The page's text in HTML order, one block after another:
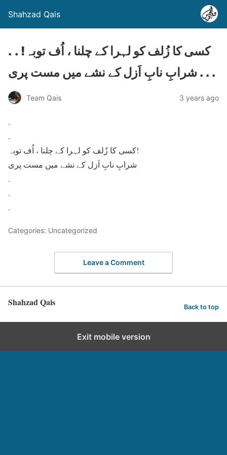
Shahzad Qais
. . کسی کا زُلف کو لہرا کے چلنا ، اُف توبہ!
شرابِ نابِ اَزل کے نشے میں مست پری . . .
Team Qais 3 years ago
.
.
کسی کا زُلف کو لہرا کے چلنا ، اُف توبہ!
شرابِ نابِ اَزل کے نشے میں مست پری
.
.
.
Categories: Uncategorized
Leave a Comment
Shahzad Qais Back to top
Exit mobile version